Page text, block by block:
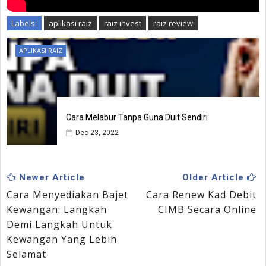
Labels: aplikasi raiz raiz invest raiz review
APLIKASI RAIZ
Cara Melabur Tanpa Guna Duit Sendiri
Dec 23, 2022
Newer Article
Cara Menyediakan Bajet
Kewangan: Langkah
Demi Langkah Untuk
Kewangan Yang Lebih
Selamat
Older Article
Cara Renew Kad Debit
CIMB Secara Online